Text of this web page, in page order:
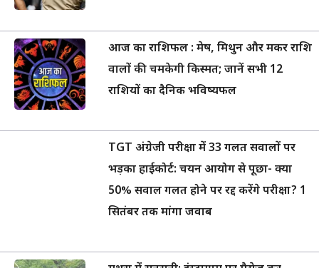
आज का राशिफल : मेष, मिथुन और मकर राशि
वालों की चमकेगी किस्मत; जानें सभी 12
राशियों का दैनिक भविष्यफल
TGT अंग्रेजी परीक्षा में 33 गलत सवालों पर
भड़का हाईकोर्ट: चयन आयोग से पूछा- क्या
50% सवाल गलत होने पर रद्द करेंगे परीक्षा? 1
सितंबर तक मांगा जवाब